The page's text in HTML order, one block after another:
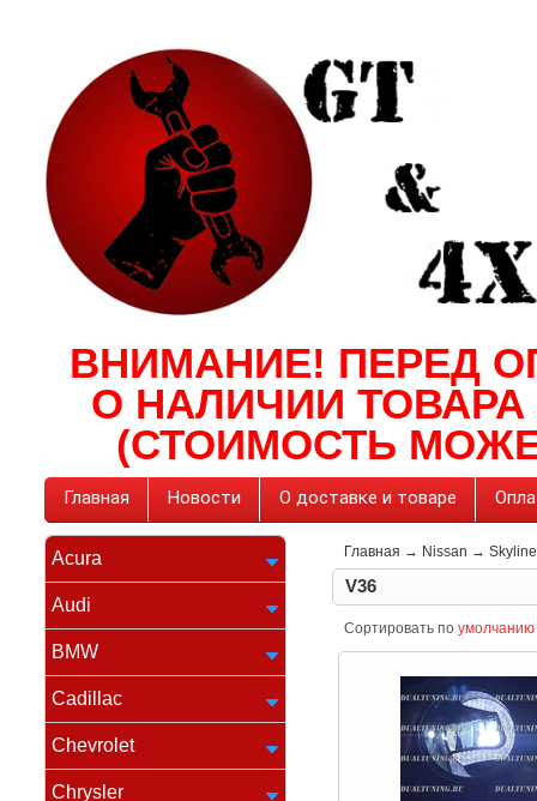
ВНИМАНИЕ! ПЕРЕД
О НАЛИЧИИ
(СТОИМОСТЬ
Главная Новости О доставке и товаре
Acura
Audi
BMW
Cadillac
Chevrolet
Chrysler
Главная → Nissan → Skyline
V36
Сортировать по умолчанию